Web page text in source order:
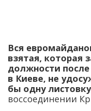
Вся
взятая, которая
должности после
в Киеве, не
бы одну
воссоединении